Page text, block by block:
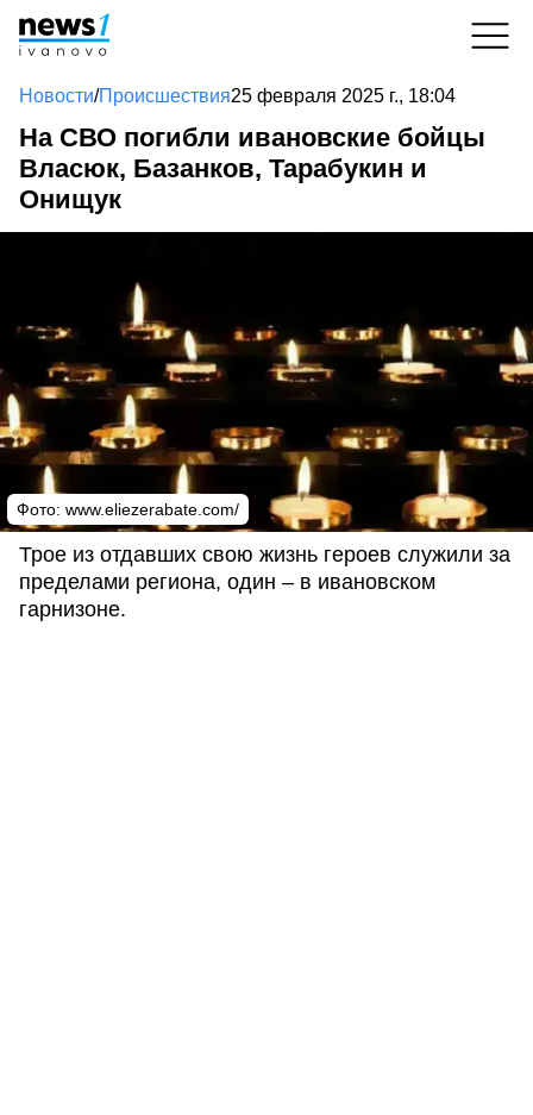
Новости/Происшествия25 февраля 2025 г., 18:04
На СВО погибли ивановские бойцы
Власюк, Базанков, Тарабукин и
Онищук
Фото: www.eliezerabate.com/
Трое из отдавших свою жизнь героев служили за
пределами региона, один – в ивановском
гарнизоне.